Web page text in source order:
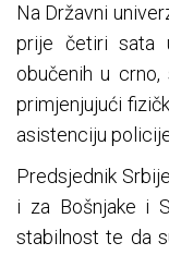
Na Državni
prije četiri sata
obučenih u crno,
primjenjujući
asistenciju
Predsjednik
i za Bošnjake i
stabilnost te da